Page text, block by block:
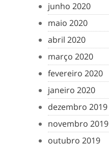
junho 2020
maio 2020
abril 2020
março 2020
fevereiro 2020
janeiro 2020
dezembro 2019
novembro 2019
outubro 2019